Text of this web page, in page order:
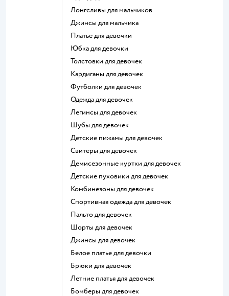
Лонгсливы для мальчиков
Джинсы для мальчика
Платье для девочки
Юбка для девочки
Толстовки для девочек
Кардиганы для девочек
Футболки для девочек
Одежда для девочек
Легинсы для девочек
Шубы для девочек
Детские пижамы для девочек
Свитеры для девочек
Демисезонные куртки для девочек
Детские пуховики для девочек
Комбинезоны для девочек
Спортивная одежда для девочек
Пальто для девочек
Шорты для девочек
Джинсы для девочек
Белое платье для девочки
Брюки для девочек
Летние платья для девочек
Бомберы для девочек